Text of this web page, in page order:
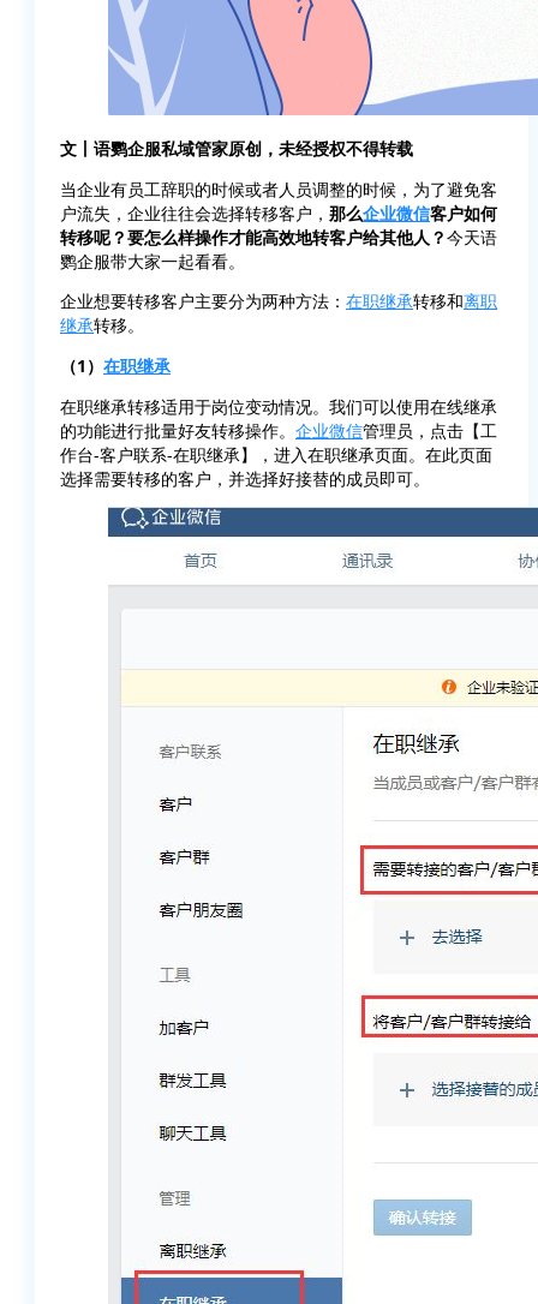
文丨语鹦企服私域管家原创，未经授权不得转载
当企业有员工辞职的时候或者人员调整的时候，为了避免客
户流失，企业往往会选择转移客户， 那么企业微信客户如何
转移呢？要怎么样操作才能高效地转客户给其他人？今天语
鹦企服带大家一起看看。
企业想要转移客户主要分为两种方法： 在职继承转移和离职
继承转移。
（1） 在职继承
在职继承转移适用于岗位变动情况。我们可以使用在线继承
的功能进行批量好友转移操作。 企业微信管理员，点击【工
作台-客户联系-在职继承】，进入在职继承页面。在此页面
选择需要转移的客户，并选择好接替的成员即可。